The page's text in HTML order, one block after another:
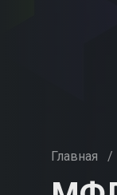
Главная /